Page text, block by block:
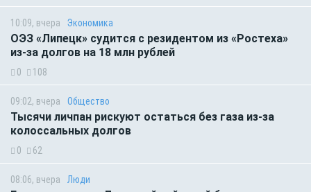
10:09, вчера Экономика
ОЭЗ «Липецк» судится с резидентом из «Ростеха»
из-за долгов на 18 млн рублей
0 108
09:02, вчера Общество
Тысячи личпан рискуют остаться без газа из-за
колоссальных долгов
0 62
08:06, вчера Люди